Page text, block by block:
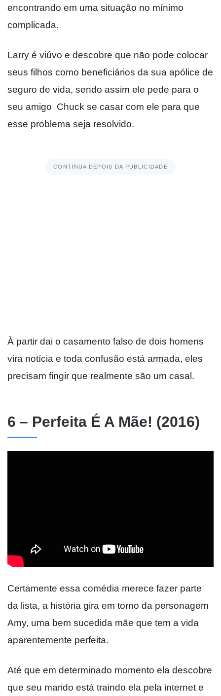
encontrando em uma situação no mínimo
complicada.
Larry é viúvo e descobre que não pode colocar
seus filhos como beneficiários da sua apólice de
seguro de vida, sendo assim ele pede para o
seu amigo Chuck se casar com ele para que
esse problema seja resolvido.
CONTINUA DEPOIS DA PUBLICIDADE
À partir dai o casamento falso de dois homens
vira notícia e toda confusão está armada, eles
precisam fingir que realmente são um casal.
6 – Perfeita É A Mãe! (2016)
Certamente essa comédia merece fazer parte
da lista, a história gira em torno da personagem
Amy, uma bem sucedida mãe que tem a vida
aparentemente perfeita.
Até que em determinado momento ela descobre
que seu marido está traindo ela pela internet e